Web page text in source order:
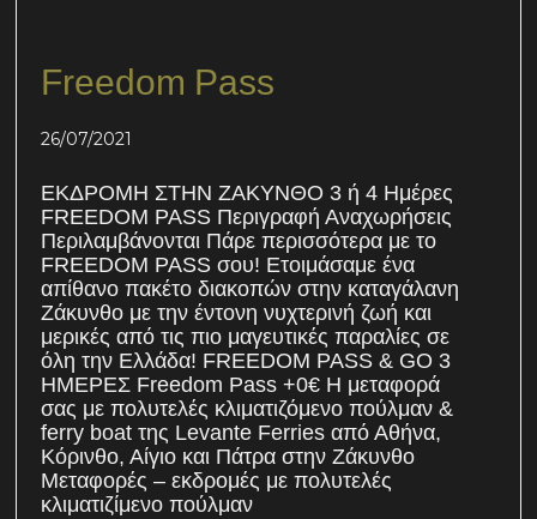
Freedom Pass
26/07/2021
ΕΚΔΡΟΜΗ ΣΤΗΝ ΖΑΚΥΝΘΟ 3 ή 4 Ημέρες
FREEDOM PASS Περιγραφή Αναχωρήσεις
Περιλαμβάνονται Πάρε περισσότερα με το
FREEDOM PASS σου! Ετοιμάσαμε ένα
απίθανο πακέτο διακοπών στην καταγάλανη
Ζάκυνθο με την έντονη νυχτερινή ζωή και
μερικές από τις πιο μαγευτικές παραλίες σε
όλη την Ελλάδα! FREEDOM PASS & GO 3
ΗΜΕΡΕΣ Freedom Pass +0€ Η μεταφορά
σας με πολυτελές κλιματιζόμενο πούλμαν &
ferry boat της Levante Ferries από Αθήνα,
Κόρινθο, Αίγιο και Πάτρα στην Ζάκυνθο
Μεταφορές – εκδρομές με πολυτελές
κλιματιζίμενο πούλμαν